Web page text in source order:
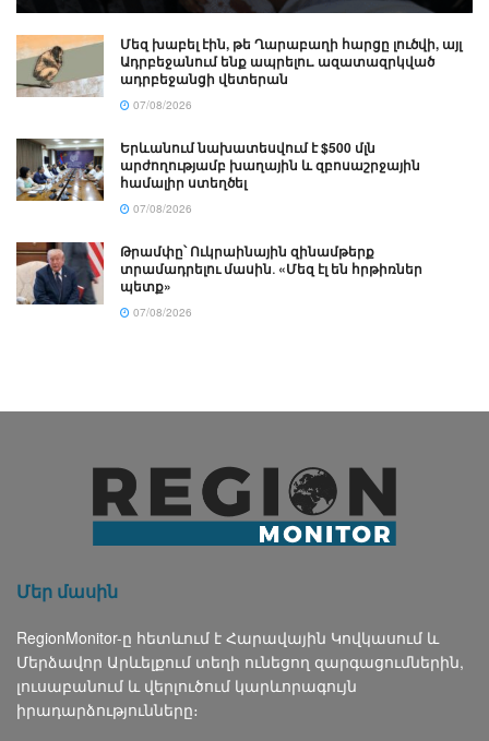
Մեզ խաբել էին, թե Ղարաբաղի հարցը լուծվի, այլ
Ադրբեջանում ենք ապրելու. ազատազրկված
ադրբեջանցի վետերան
07/08/2026
Երևանում նախատեսվում է $500 մլն
արժողությամբ խաղային և զբոսաշրջային
համալիր ստեղծել
07/08/2026
Թրամփը՝ Ուկրաինային զինամթերք
տրամադրելու մասին․ «Մեզ էլ են հրթիռներ
պետք»
07/08/2026
Մեր մասին
RegionMonitor-ը հետևում է Հարավային Կովկասում և
Մերձավոր Արևելքում տեղի ունեցող զարգացումներին,
լուսաբանում և վերլուծում կարևորագույն
իրադարձությունները։